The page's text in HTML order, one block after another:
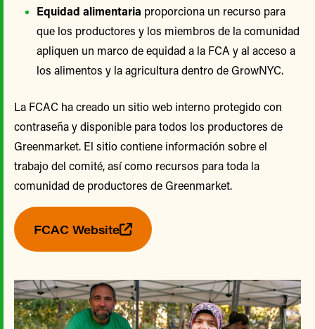
Equidad alimentaria proporciona un recurso para
que los productores y los miembros de la comunidad
apliquen un marco de equidad a la FCA y al acceso a
los alimentos y la agricultura dentro de GrowNYC.
La FCAC ha creado un sitio web interno protegido con
contraseña y disponible para todos los productores de
Greenmarket. El sitio contiene información sobre el
trabajo del comité, así como recursos para toda la
comunidad de productores de Greenmarket.
FCAC Website